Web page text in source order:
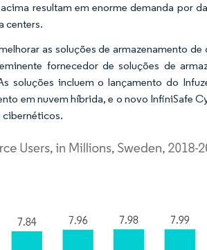
resultam em enorme demanda por
centers.
as soluções de armazenamento
fornecedor de soluções de
soluções incluem o lançamento do
em nuvem híbrida, e o novo InfiniSafe
cibernéticos.